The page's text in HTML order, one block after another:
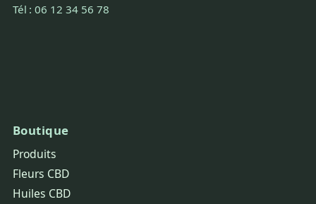
Tél : 06 12 34 56 78
Boutique
Produits
Fleurs CBD
Huiles CBD